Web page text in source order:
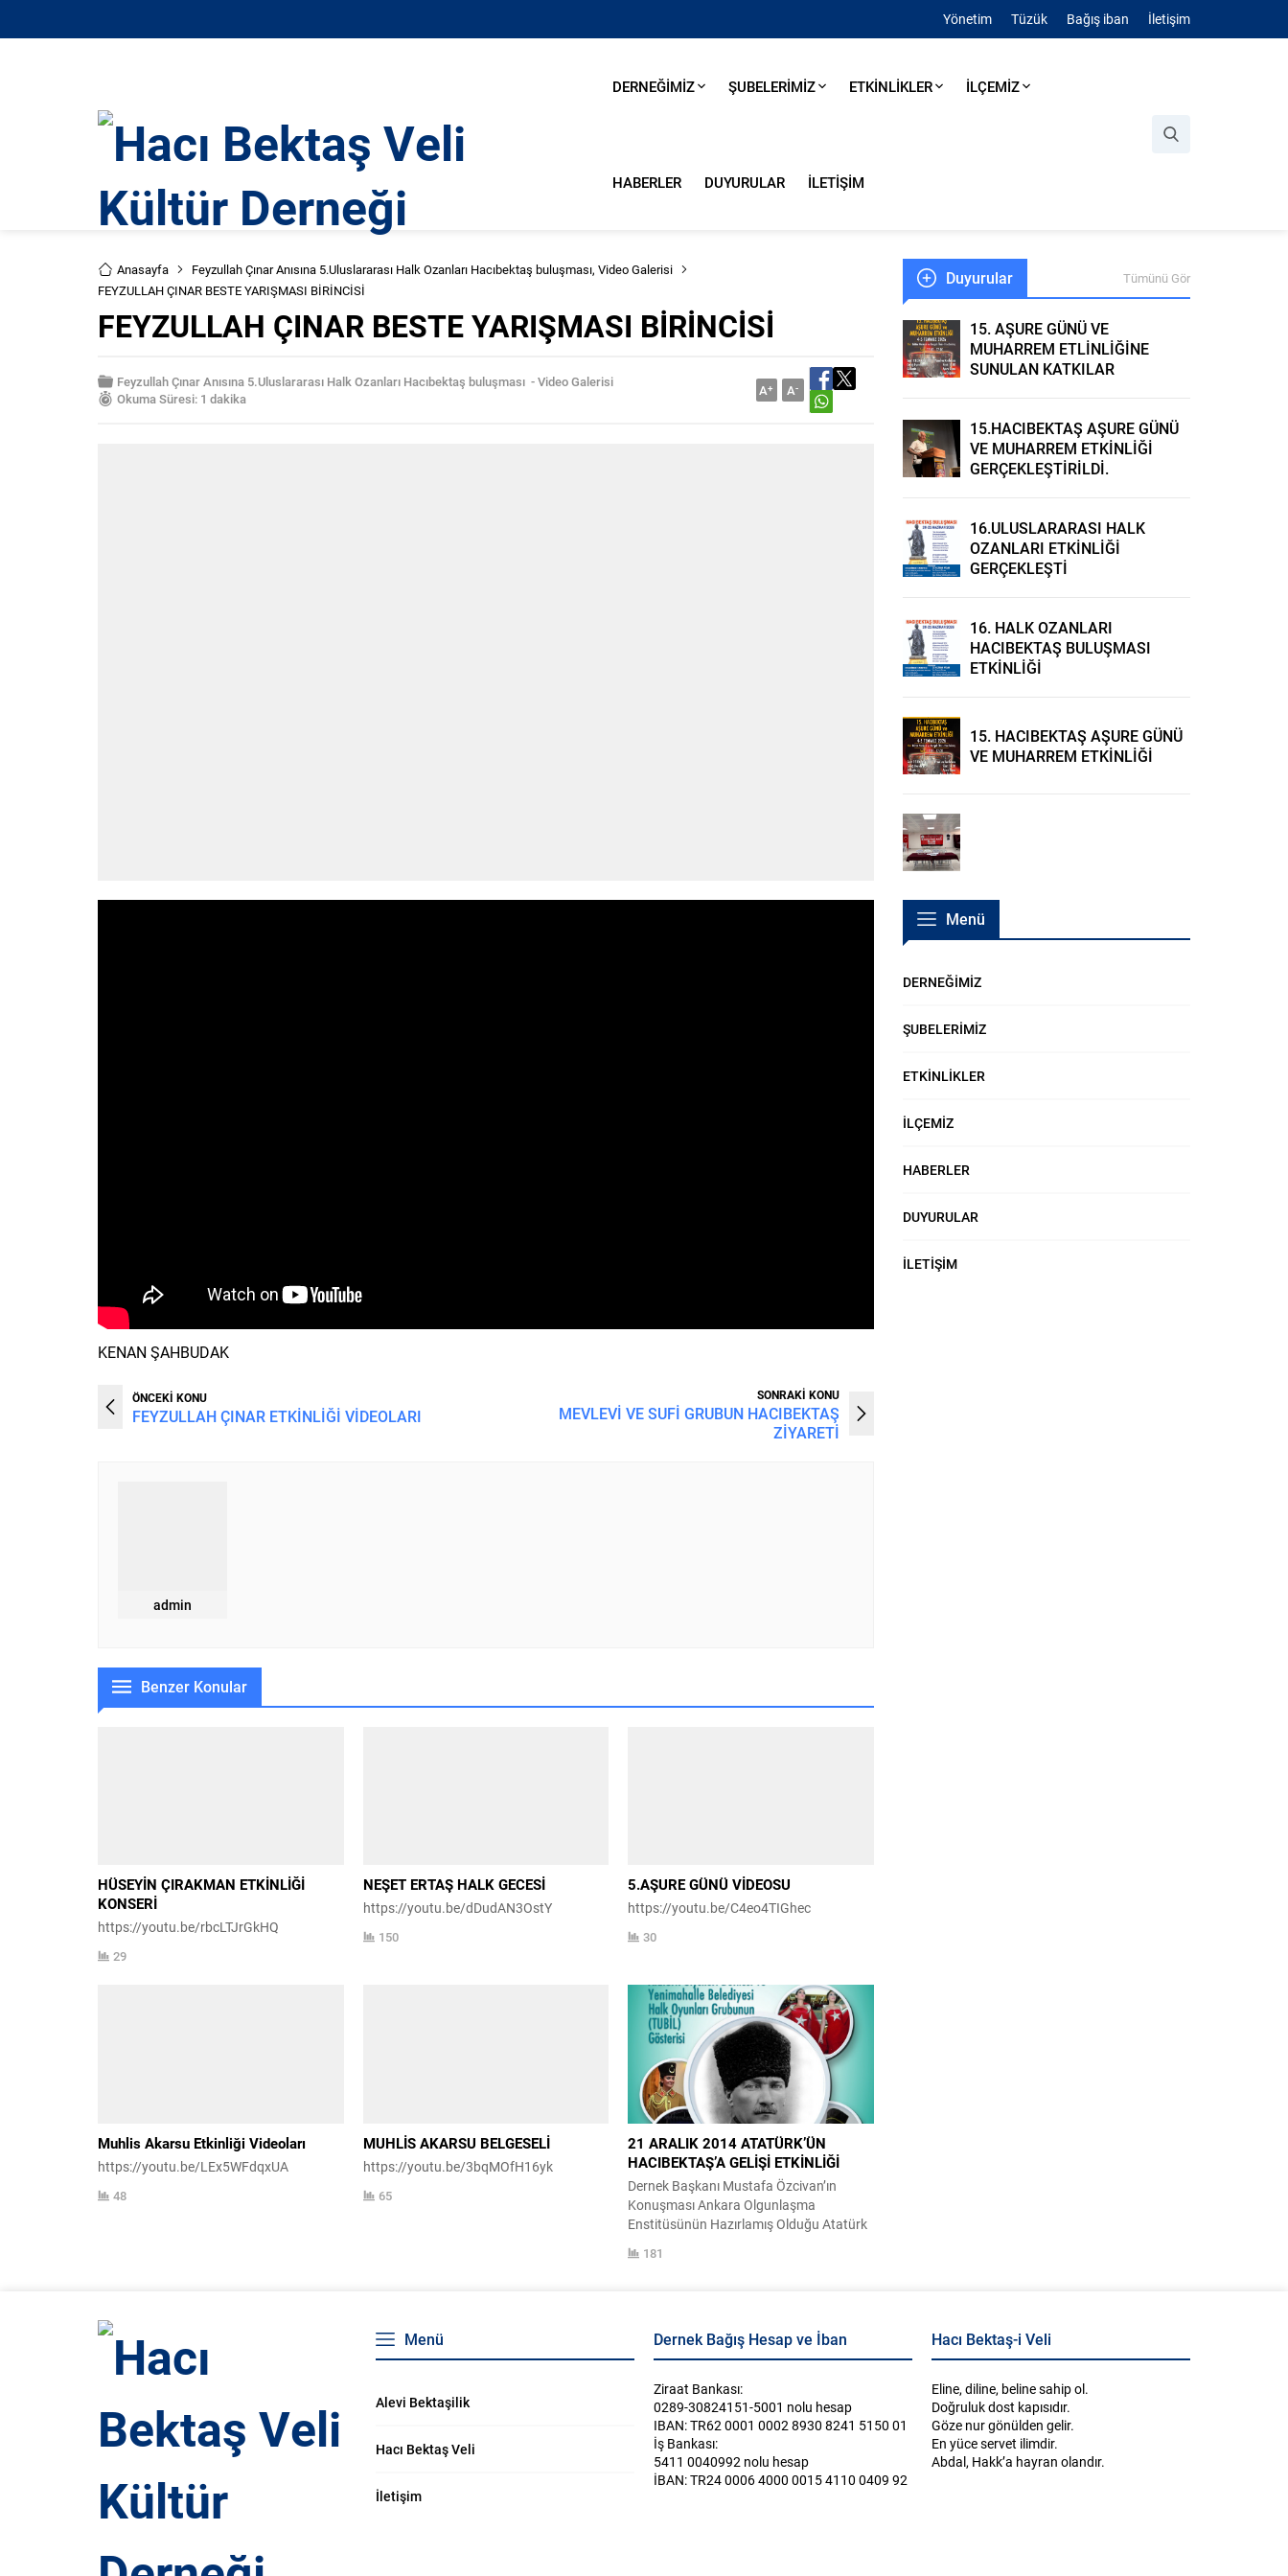
Yönetim Tüzük Bağış iban İletişim
DERNEĞİMİZ ŞUBELERİMİZ ETKİNLİKLER İLÇEMİZ
HABERLER DUYURULAR İLETİŞİM
Anasayfa Feyzullah Çınar Anısına 5.Uluslararası Halk Ozanları Hacıbektaş buluşması, Video Galerisi
FEYZULLAH ÇINAR BESTE YARIŞMASI BİRİNCİSİ
FEYZULLAH ÇINAR BESTE YARIŞMASI BİRİNCİSİ
Feyzullah Çınar Anısına 5.Uluslararası Halk Ozanları Hacıbektaş buluşması -Video Galerisi
Okuma Süresi: 1 dakika
A+ A-
KENAN ŞAHBUDAK
ÖNCEKİ KONU
FEYZULLAH ÇINAR ETKİNLİĞİ VİDEOLARI
SONRAKİ KONU
MEVLEVİ VE SUFİ GRUBUN HACIBEKTAŞ
ZİYARETİ
admin
Benzer Konular
HÜSEYİN ÇIRAKMAN ETKİNLİĞİ
KONSERİ
https://youtu.be/rbcLTJrGkHQ
29
NEŞET ERTAŞ HALK GECESİ
https://youtu.be/dDudAN3OstY
150
5.AŞURE GÜNÜ VİDEOSU
https://youtu.be/C4eo4TIGhec
30
Muhlis Akarsu Etkinliği Videoları
https://youtu.be/LEx5WFdqxUA
48
MUHLİS AKARSU BELGESELİ
https://youtu.be/3bqMOfH16yk
65
21 ARALIK 2014 ATATÜRK’ÜN
HACIBEKTAŞ’A GELİŞİ ETKİNLİĞİ
Dernek Başkanı Mustafa Özcivan’ın
Konuşması Ankara Olgunlaşma
Enstitüsünün Hazırlamış Olduğu Atatürk
Gösterimi Bölüm 1 Tubil Halk Oyunları
181
Duyurular Tümünü Gör
15. AŞURE GÜNÜ VE
MUHARREM ETLİNLİĞİNE
SUNULAN KATKILAR
15.HACIBEKTAŞ AŞURE GÜNÜ
VE MUHARREM ETKİNLİĞİ
GERÇEKLEŞTİRİLDİ.
16.ULUSLARARASI HALK
OZANLARI ETKİNLİĞİ
GERÇEKLEŞTİ
16. HALK OZANLARI
HACIBEKTAŞ BULUŞMASI
ETKİNLİĞİ
15. HACIBEKTAŞ AŞURE GÜNÜ
VE MUHARREM ETKİNLİĞİ
Menü
DERNEĞİMİZ
ŞUBELERİMİZ
ETKİNLİKLER
İLÇEMİZ
HABERLER
DUYURULAR
İLETİŞİM
Menü
Alevi Bektaşilik
Hacı Bektaş Veli
İletişim
Dernek Bağış Hesap ve İban
Ziraat Bankası:
0289-30824151-5001 nolu hesap
IBAN: TR62 0001 0002 8930 8241 5150 01
İş Bankası:
5411 0040992 nolu hesap
İBAN: TR24 0006 4000 0015 4110 0409 92
Hacı Bektaş-i Veli
Eline, diline, beline sahip ol.
Doğruluk dost kapısıdır.
Göze nur gönülden gelir.
En yüce servet ilimdir.
Abdal, Hakk’a hayran olandır.